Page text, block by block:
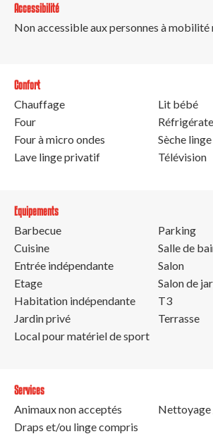
Accessibilité
Non accessible aux personnes à
Confort
Chauffage
Four
Four à micro ondes
Lave linge privatif
Lit bébé
Sèche
Télévision
Equipements
Barbecue
Cuisine
Entrée indépendante
Etage
Habitation indépendante
Jardin privé
Local pour matériel de sport
Parking
Salle de
Salon
Salon de
T3
Terrasse
Services
Animaux non acceptés
Draps et/ou linge compris
Nettoyage